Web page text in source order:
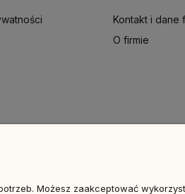
Kontakt i dane
O firmie
Możesz zaakceptować